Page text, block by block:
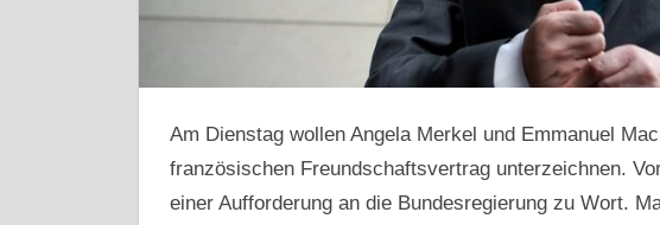
Am Dienstag wollen Angela Merkel und Emmanuel
französischen Freundschaftsvertrag unterzeichnen.
einer Aufforderung an die Bundesregierung zu Wort.